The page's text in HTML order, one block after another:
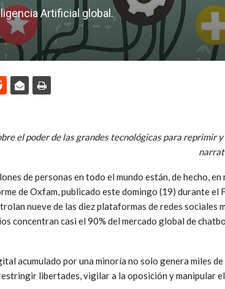
Artificial global.
el poder de las grandes tecnológicas para reprimir
de personas en todo el mundo están, de hecho, en
de Oxfam, publicado este domingo (19) durante el
nueve de las diez plataformas de redes sociales
concentran casi el 90% del mercado global de
acumulado por una minoría no solo genera miles de
libertades, vigilar a la oposición y manipular